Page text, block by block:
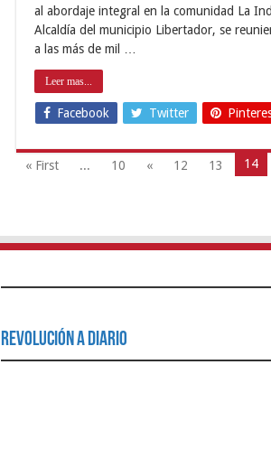
al abordaje integral en la comunidad La
Alcaldía del municipio Libertador, se
a las más de mil …
Leer mas...
Facebook Twitter
« First ... 10 « 12 13 14
Revolución a Diario